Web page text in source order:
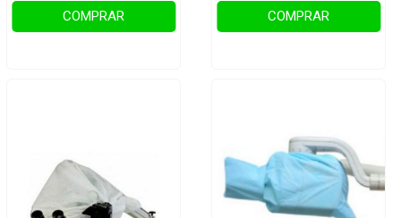
COMPRAR COMPRAR